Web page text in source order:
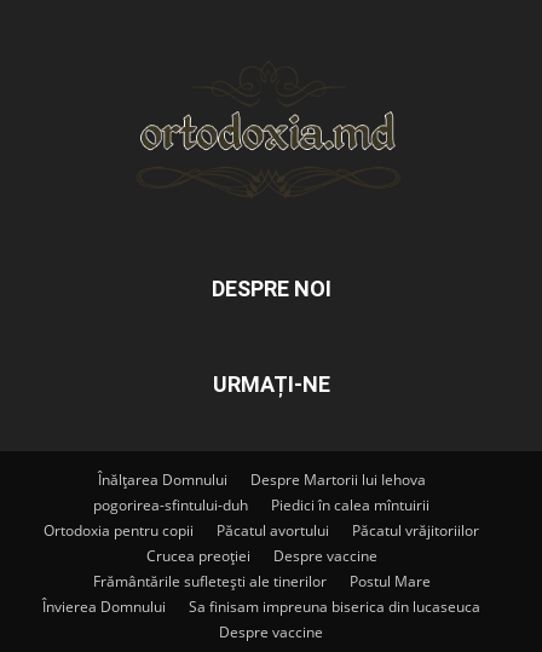
DESPRE NOI
URMAȚI-NE
Înălțarea Domnului
Despre Martorii lui Iehova
pogorirea-sfintului-duh
Piedici în calea mîntuirii
Ortodoxia pentru copii
Păcatul avortului
Păcatul vrăjitoriilor
Crucea preoției
Despre vaccine
Frământările sufletești ale tinerilor
Postul Mare
Învierea Domnului
Sa finisam impreuna biserica din lucaseuca
Despre vaccine